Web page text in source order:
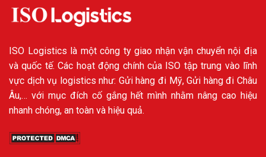
ISO Logistics là một công ty giao nhận vận chuyển nội địa
và quốc tế. Các hoạt động chính của ISO tập trung vào lĩnh
vực dịch vụ logistics như: Gửi hàng đi Mỹ, Gửi hàng đi Châu
Âu,… với mục đích cố gắng hết mình nhằm nâng cao hiệu
nhanh chóng, an toàn và hiệu quả.